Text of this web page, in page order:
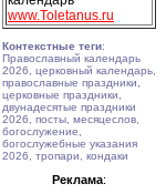
www.Toletanus.ru
Контекстные теги:
Православный календарь
2026, церковный календарь,
православные праздники,
церковные праздники,
двунадесятые праздники
2026, посты, месяцеслов,
богослужение,
богослужебные указания
2026, тропари, кондаки
Реклама: